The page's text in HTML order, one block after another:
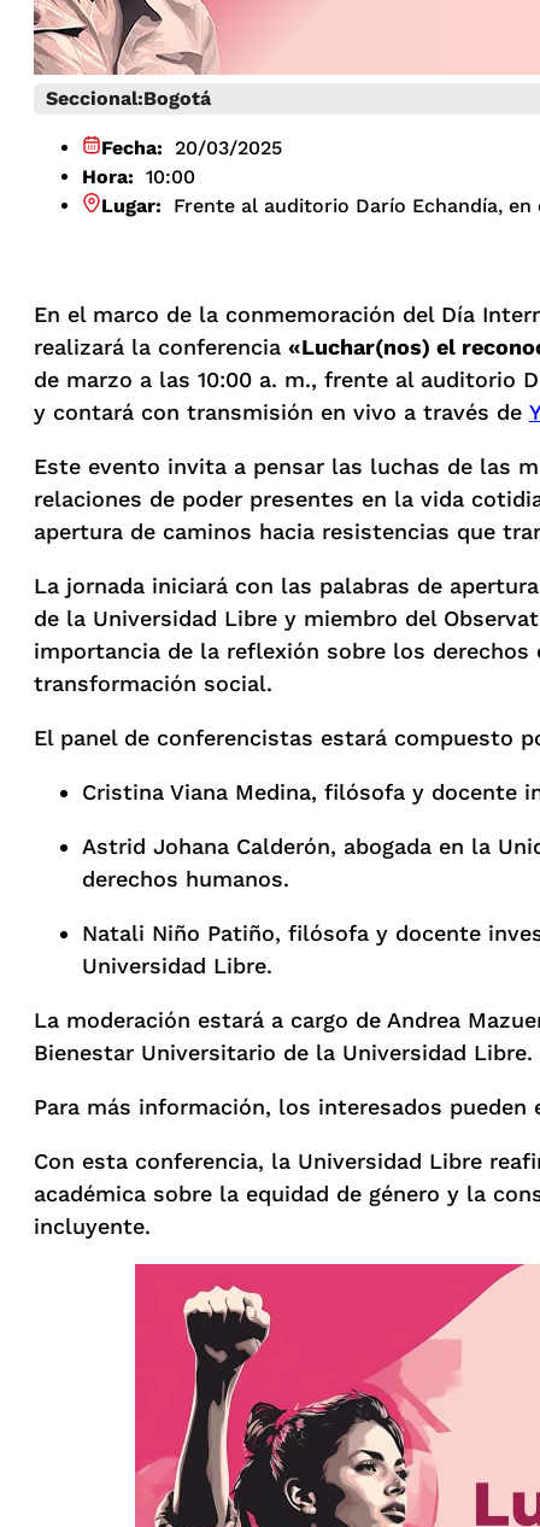
Seccional:Bogotá
Fecha: 20/03/2025
Hora: 10:00
Lugar:
Frente al auditorio Darío Echandía, en
En el marco de la conmemoración del Día
realizará la conferencia «Luchar(nos) el
de marzo a las 10:00 a. m., frente al auditorio
y contará con transmisión en vivo a través de
Este evento invita a pensar las luchas de las
relaciones de poder presentes en la vida
apertura de caminos hacia resistencias que
La jornada iniciará con las palabras de
de la Universidad Libre y miembro del
importancia de la reflexión sobre los
transformación social.
El panel de conferencistas estará compuesto
Cristina Viana Medina, filósofa y docente
Astrid Johana Calderón, abogada en la
derechos humanos.
Natali Niño Patiño, filósofa y docente
Universidad Libre.
La moderación estará a cargo de Andrea
Bienestar Universitario de la Universidad Libre.
Para más información, los interesados
Con esta conferencia, la Universidad Libre
académica sobre la equidad de género y la
incluyente.